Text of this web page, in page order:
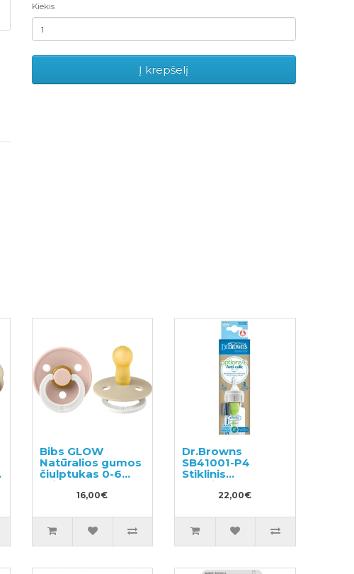
Kiekis
Į krepšelį
Bibs GLOW
Natūralios gumos
čiulptukas 0-6
mėn. 2vnt
16,00€
Dr.Browns
SB41001-P4
Stiklinis
buteliukas nuo
diegliukų 120ml
22,00€